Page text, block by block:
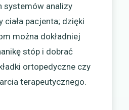
systemów analizy
ciała pacjenta; dzięki
można dokładniej
stóp i dobrać
ortopedyczne czy
terapeutycznego.